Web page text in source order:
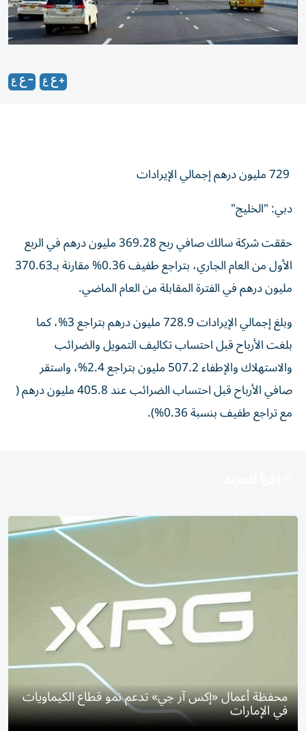
دبي: "الخليج"
حققت شركة سالك صافي ربح 369.28 مليون درهم في الربع
الأول من العام الجاري، بتراجع طفيف 0.36% مقارنة بـ370.63
مليون درهم في الفترة المقابلة من العام الماضي.
وبلغ إجمالي الإيرادات 728.9 مليون درهم بتراجع 3%، كما
بلغت الأرباح قبل احتساب تكاليف التمويل والضرائب
والاستهلاك والإطفاء 507.2 مليون بتراجع 2.4%، واستقر
صافي الأرباح قبل احتساب الضرائب عند 405.8 مليون درهم (
مع تراجع طفيف بنسبة 0.36%).
محفظة أعمال «إكس آر جي» تدعم نمو قطاع الكيماويات
في الإمارات